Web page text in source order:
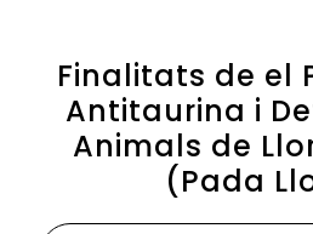
Finalitats de el
Antitaurina i
Animals de
(Pada